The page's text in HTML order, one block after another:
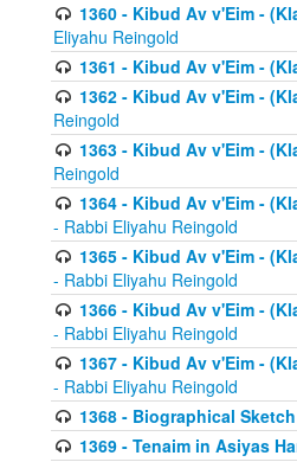
1360 - Kibud Av v'Eim -
Eliyahu Reingold
1361 - Kibud Av v'Eim -
1362 - Kibud Av v'Eim -
Reingold
1363 - Kibud Av v'Eim -
Reingold
1364 - Kibud Av v'Eim -
- Rabbi Eliyahu Reingold
1365 - Kibud Av v'Eim -
- Rabbi Eliyahu Reingold
1366 - Kibud Av v'Eim -
- Rabbi Eliyahu Reingold
1367 - Kibud Av v'Eim -
- Rabbi Eliyahu Reingold
1368 - Biographical
1369 - Tenaim in Asiyas